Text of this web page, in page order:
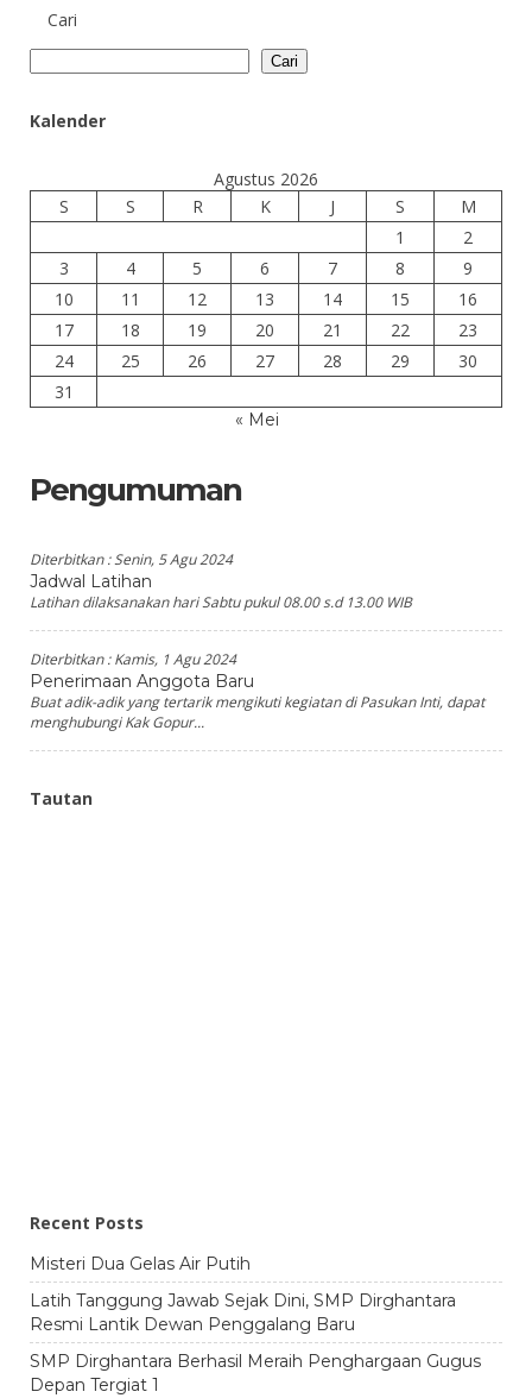
Cari
Cari
Kalender
Agustus 2026
S
S R K J S
M
1
2
3
4 5 6 7 8
9
10
11 12 13 14 15
16
17
18 19 20 21 22
23
24
25 26 27 28 29
30
31
« Mei
Pengumuman
Diterbitkan :Senin, 5 Agu 2024
Jadwal Latihan
Latihan dilaksanakan hari Sabtu pukul 08.00 s.d 13.00 WIB
Diterbitkan :Kamis, 1 Agu 2024
Penerimaan Anggota Baru
Buat adik-adik yang tertarik mengikuti kegiatan di Pasukan Inti, dapat
menghubungi Kak Gopur...
Tautan
Recent Posts
Misteri Dua Gelas Air Putih
Latih Tanggung Jawab Sejak Dini, SMP Dirghantara
Resmi Lantik Dewan Penggalang Baru
SMP Dirghantara Berhasil Meraih Penghargaan Gugus
Depan Tergiat 1